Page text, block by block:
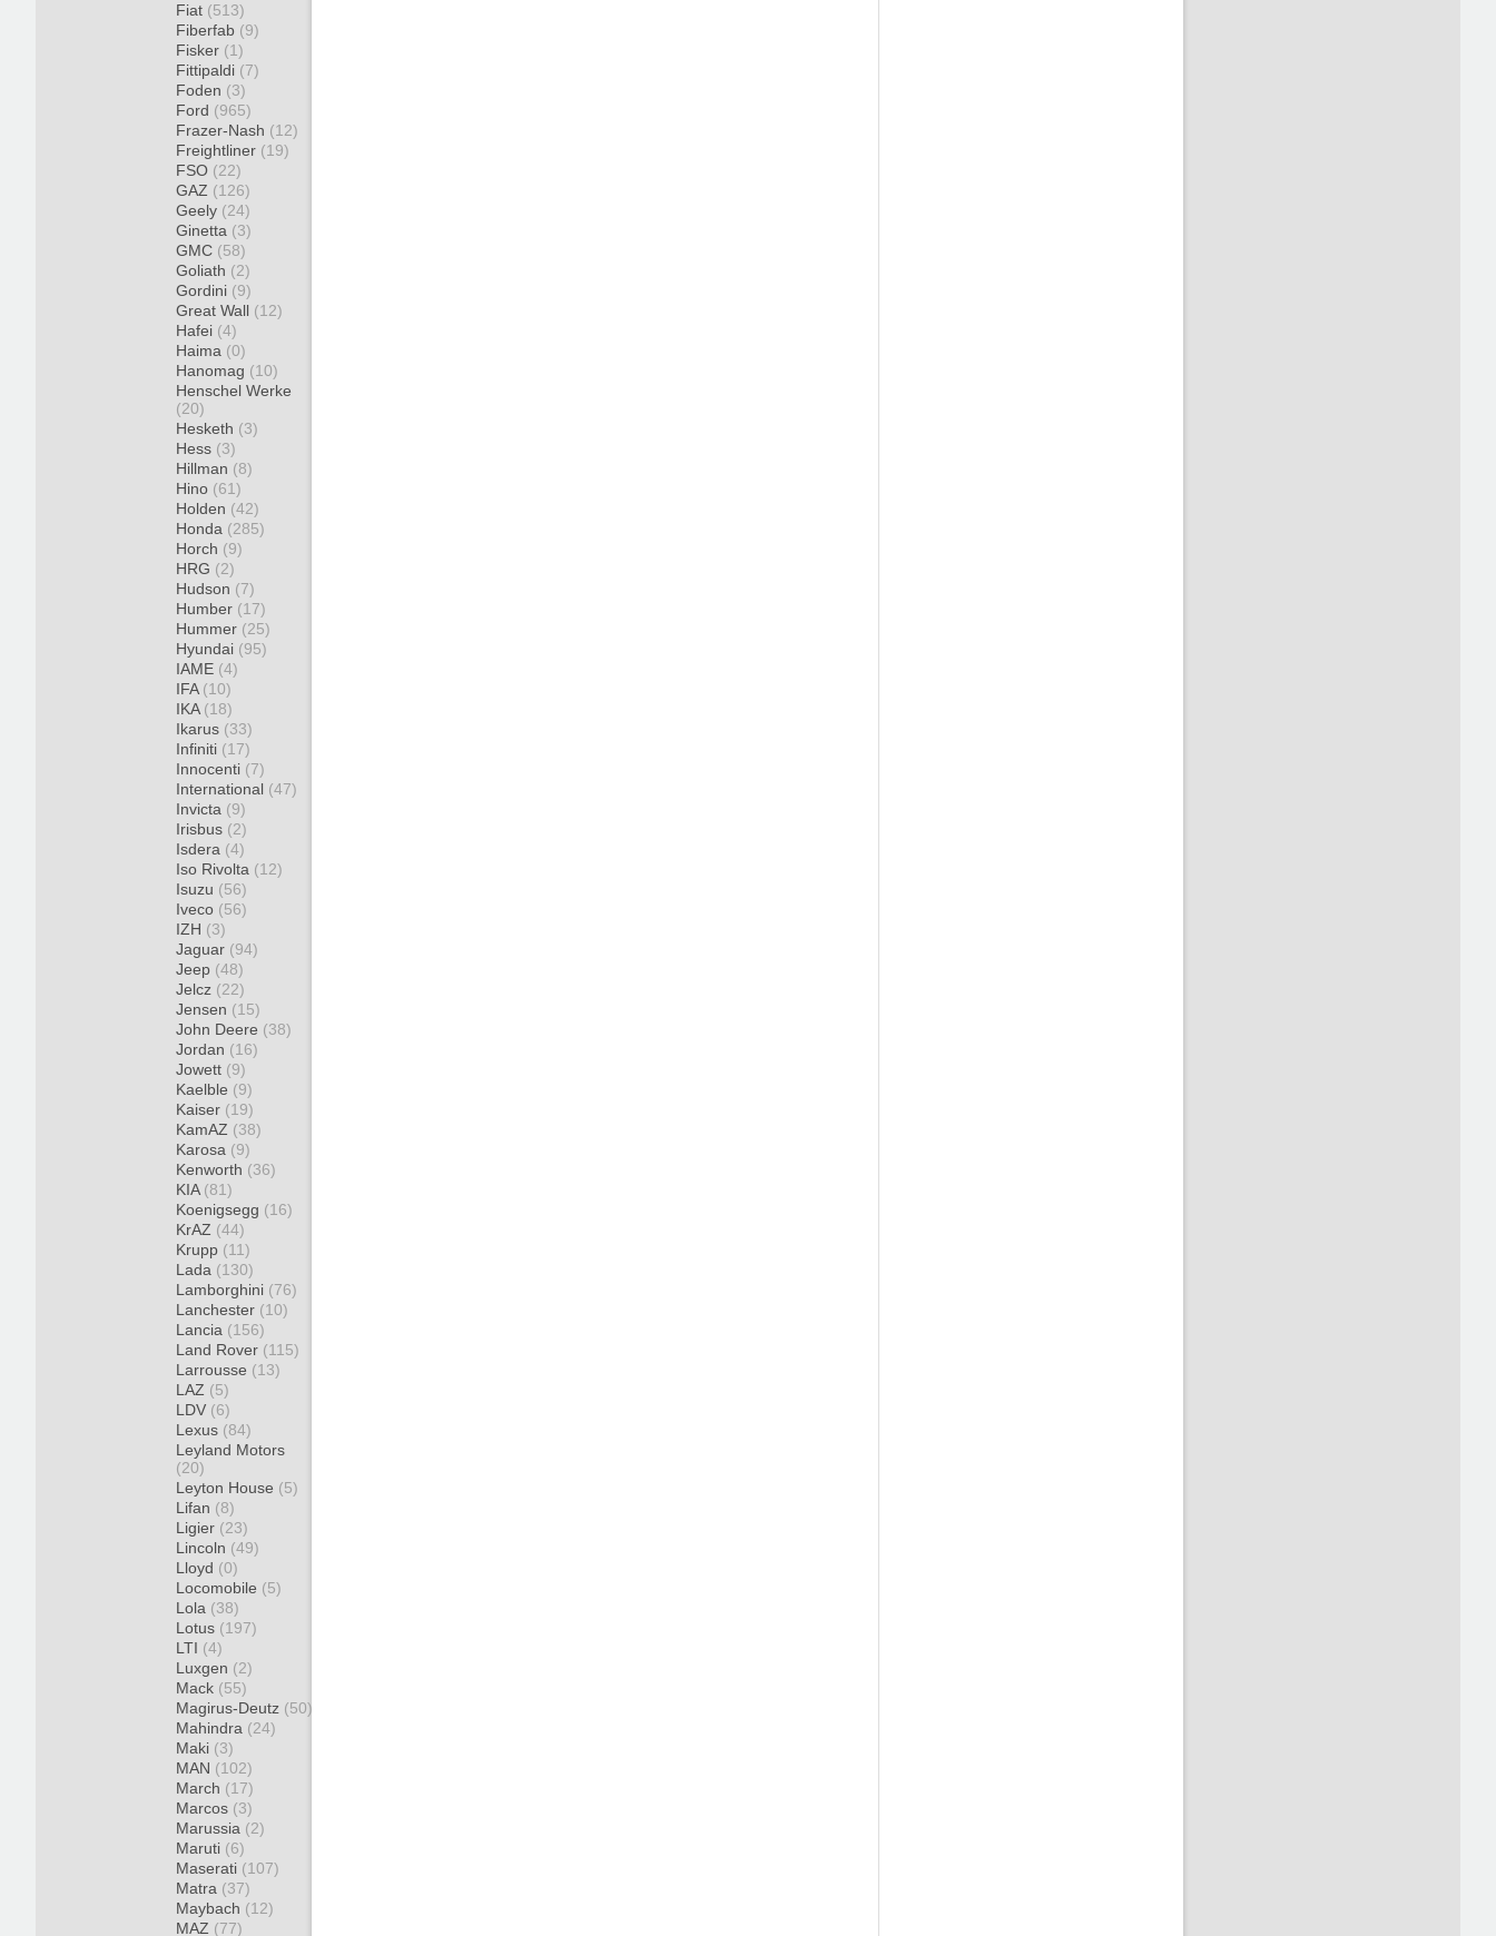
Fiat (513)
Fiberfab (9)
Fisker (1)
Fittipaldi (7)
Foden (3)
Ford (965)
Frazer-Nash (12)
Freightliner (19)
FSO (22)
GAZ (126)
Geely (24)
Ginetta (3)
GMC (58)
Goliath (2)
Gordini (9)
Great Wall (12)
Hafei (4)
Haima (0)
Hanomag (10)
Henschel Werke
(20)
Hesketh (3)
Hess (3)
Hillman (8)
Hino (61)
Holden (42)
Honda (285)
Horch (9)
HRG (2)
Hudson (7)
Humber (17)
Hummer (25)
Hyundai (95)
IAME (4)
IFA (10)
IKA (18)
Ikarus (33)
Infiniti (17)
Innocenti (7)
International (47)
Invicta (9)
Irisbus (2)
Isdera (4)
Iso Rivolta (12)
Isuzu (56)
Iveco (56)
IZH (3)
Jaguar (94)
Jeep (48)
Jelcz (22)
Jensen (15)
John Deere (38)
Jordan (16)
Jowett (9)
Kaelble (9)
Kaiser (19)
KamAZ (38)
Karosa (9)
Kenworth (36)
KIA (81)
Koenigsegg (16)
KrAZ (44)
Krupp (11)
Lada (130)
Lamborghini (76)
Lanchester (10)
Lancia (156)
Land Rover (115)
Larrousse (13)
LAZ (5)
LDV (6)
Lexus (84)
Leyland Motors
(20)
Leyton House (5)
Lifan (8)
Ligier (23)
Lincoln (49)
Lloyd (0)
Locomobile (5)
Lola (38)
Lotus (197)
LTI (4)
Luxgen (2)
Mack (55)
Magirus-Deutz (50)
Mahindra (24)
Maki (3)
MAN (102)
March (17)
Marcos (3)
Marussia (2)
Maruti (6)
Maserati (107)
Matra (37)
Maybach (12)
MAZ (77)